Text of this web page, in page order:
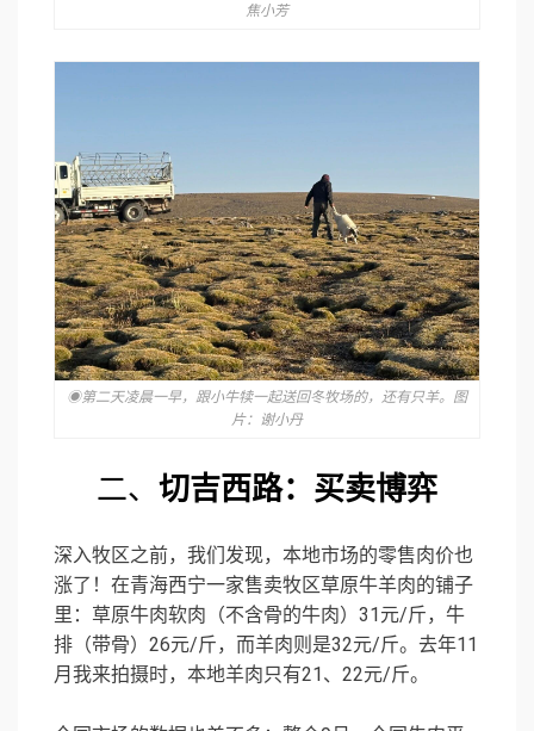
焦小芳
◉第二天凌晨一早，跟小牛犊一起送回冬牧场的，还有只羊。图
片：谢小丹
二、 切吉西路：买卖博弈
深入牧区之前，我们发现，本地市场的零售肉价也
涨了！在青海西宁一家售卖牧区草原牛羊肉的铺子
里：草原牛肉软肉（不含骨的牛肉）31元/斤，牛
排（带骨）26元/斤，而羊肉则是32元/斤。去年11
月我来拍摄时，本地羊肉只有21、22元/斤。